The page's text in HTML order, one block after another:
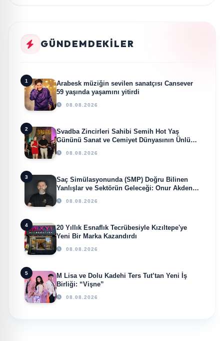
GÜNDEMDEKILER
1
Arabesk müziğin sevilen sanatçısı Cansever
59 yaşında yaşamını yitirdi
08.08.2026
2
Svadba Zincirleri Sahibi Semih Hot Yaş
Gününü Sanat ve Cemiyet Dünyasının Ünlü
İsimleriyle Kutladı!
08.08.2026
3
Saç Simülasyonunda (SMP) Doğru Bilinen
Yanlışlar ve Sektörün Geleceği: Onur Akdeniz
ile Özel Röportaj
08.08.2026
4
20 Yıllık Esnaflık Tecrübesiyle Kızıltepe'ye
Yeni Bir Marka Kazandırdı
08.08.2026
5
M Lisa ve Dolu Kadehi Ters Tut’tan Yeni İş
Birliği: “Vişne”
08.08.2026